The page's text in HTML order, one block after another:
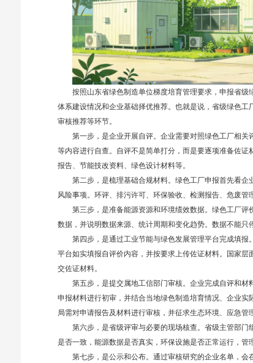
按照山东省绿色制造单位梯度培育管理要求，申报省
体系建设情况和企业基础择优推荐。也就是说，省级绿色
审核推荐等环节。
第一步，是企业开展自评。企业需要对照绿色工厂相
等内容进行自查。自评不是简单打分，而是要逐项准备佐
报告、节能技改资料、绿色设计材料等。
第二步，是梳理基础合规材料。绿色工厂申报首先看
风险事项。环评、排污许可、环保验收、检测报告、危废管
第三步，是准备能源资源和环境绩效数据。绿色工厂
数据，并说明数据来源、统计周期和变化趋势。数据不能只
第四步，是通过工业节能与绿色发展管理平台完成填
平台如实填报自评价内容，并按要求上传佐证材料。国家
交佐证材料。
第五步，是提交属地工信部门审核。企业完成自评和
申报材料进行初审，并结合当地绿色制造培育情况、企业
局需对申请报告及材料进行审核，并征求生态环境、应急管
第六步，是省级评审与必要的现场核查。省级主管部
是否一致，能源数据是否真实，环保设施是否正常运行，管
第七步，是公示和公布。通过审核研究的企业名单，